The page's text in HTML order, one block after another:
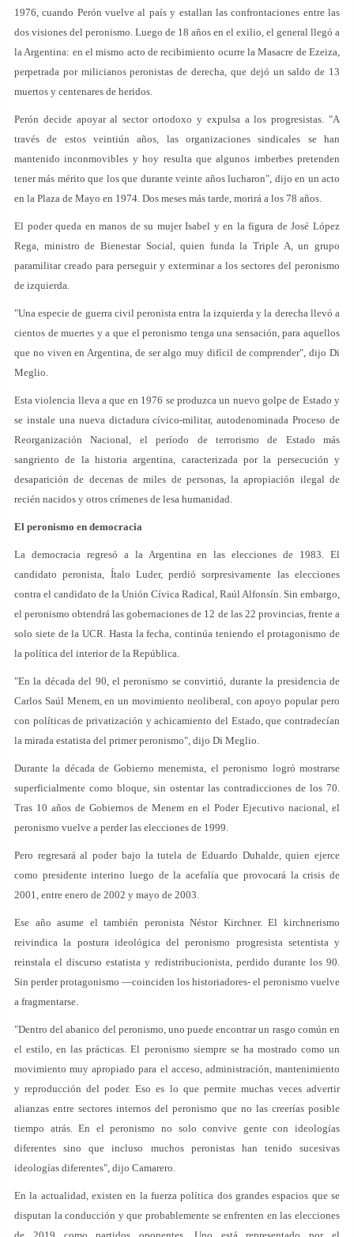
1976, cuando Perón vuelve al país y estallan las confrontaciones entre las
dos visiones del peronismo. Luego de 18 años en el exilio, el general llegó a
la Argentina: en el mismo acto de recibimiento ocurre la Masacre de Ezeiza,
perpetrada por milicianos peronistas de derecha, que dejó un saldo de 13
muertos y centenares de heridos.
Perón decide apoyar al sector ortodoxo y expulsa a los progresistas. "A
través de estos veintiún años, las organizaciones sindicales se han
mantenido inconmovibles y hoy resulta que algunos imberbes pretenden
tener más mérito que los que durante veinte años lucharon", dijo en un acto
en la Plaza de Mayo en 1974. Dos meses más tarde, morirá a los 78 años.
El poder queda en manos de su mujer Isabel y en la figura de José López
Rega, ministro de Bienestar Social, quien funda la Triple A, un grupo
paramilitar creado para perseguir y exterminar a los sectores del peronismo
de izquierda.
"Una especie de guerra civil peronista entra la izquierda y la derecha llevó a
cientos de muertes y a que el peronismo tenga una sensación, para aquellos
que no viven en Argentina, de ser algo muy difícil de comprender", dijo Di
Meglio.
Esta violencia lleva a que en 1976 se produzca un nuevo golpe de Estado y
se instale una nueva dictadura cívico-militar, autodenominada Proceso de
Reorganización Nacional, el período de terrorismo de Estado más
sangriento de la historia argentina, caracterizada por la persecución y
desaparición de decenas de miles de personas, la apropiación ilegal de
recién nacidos y otros crímenes de lesa humanidad.
El peronismo en democracia
La democracia regresó a la Argentina en las elecciones de 1983. El
candidato peronista, Ítalo Luder, perdió sorpresivamente las elecciones
contra el candidato de la Unión Cívica Radical, Raúl Alfonsín. Sin embargo,
el peronismo obtendrá las gobernaciones de 12 de las 22 provincias, frente a
solo siete de la UCR. Hasta la fecha, continúa teniendo el protagonismo de
la política del interior de la República.
"En la década del 90, el peronismo se convirtió, durante la presidencia de
Carlos Saúl Menem, en un movimiento neoliberal, con apoyo popular pero
con políticas de privatización y achicamiento del Estado, que contradecían
la mirada estatista del primer peronismo", dijo Di Meglio.
Durante la década de Gobierno menemista, el peronismo logró mostrarse
superficialmente como bloque, sin ostentar las contradicciones de los 70.
Tras 10 años de Gobiernos de Menem en el Poder Ejecutivo nacional, el
peronismo vuelve a perder las elecciones de 1999.
Pero regresará al poder bajo la tutela de Eduardo Duhalde, quien ejerce
como presidente interino luego de la acefalía que provocará la crisis de
2001, entre enero de 2002 y mayo de 2003.
Ese año asume el también peronista Néstor Kirchner. El kirchnerismo
reivindica la postura ideológica del peronismo progresista setentista y
reinstala el discurso estatista y redistribucionista, perdido durante los 90.
Sin perder protagonismo —coinciden los historiadores- el peronismo vuelve
a fragmentarse.
"Dentro del abanico del peronismo, uno puede encontrar un rasgo común en
el estilo, en las prácticas. El peronismo siempre se ha mostrado como un
movimiento muy apropiado para el acceso, administración, mantenimiento
y reproducción del poder. Eso es lo que permite muchas veces advertir
alianzas entre sectores internos del peronismo que no las creerías posible
tiempo atrás. En el peronismo no solo convive gente con ideologías
diferentes sino que incluso muchos peronistas han tenido sucesivas
ideologías diferentes", dijo Camarero.
En la actualidad, existen en la fuerza política dos grandes espacios que se
disputan la conducción y que probablemente se enfrenten en las elecciones